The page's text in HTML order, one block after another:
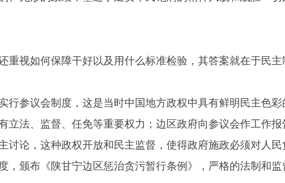
重视如何保障干好以及用什么标准检验，其答案就在于民
行参议会制度，这是当时中国地方政权中具有鲜明民主色
立法、监督、任免等重要权力；边区政府向参议会作工作
讨论，这种政权开放和民主监督，使得政府施政必须对人
，颁布《陕甘宁边区惩治贪污暂行条例》，严格的法制和